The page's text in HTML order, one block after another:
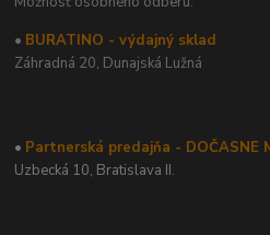
• BURATINO - výdajný sklad
Záhradná 20, Dunajská Lužná
• Partnerská predajňa - DOČASNE
Uzbecká 10, Bratislava II.